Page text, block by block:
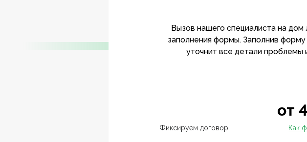
Вызов нашего специалиста на
заполнения формы. Заполнив
уточнит все детали проблемы
от
Фиксируем договор Как